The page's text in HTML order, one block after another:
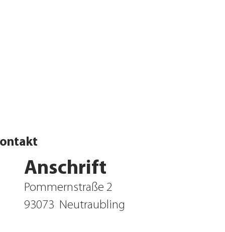
Neutraubling
93073
Pommernstraße 2
Anschrift